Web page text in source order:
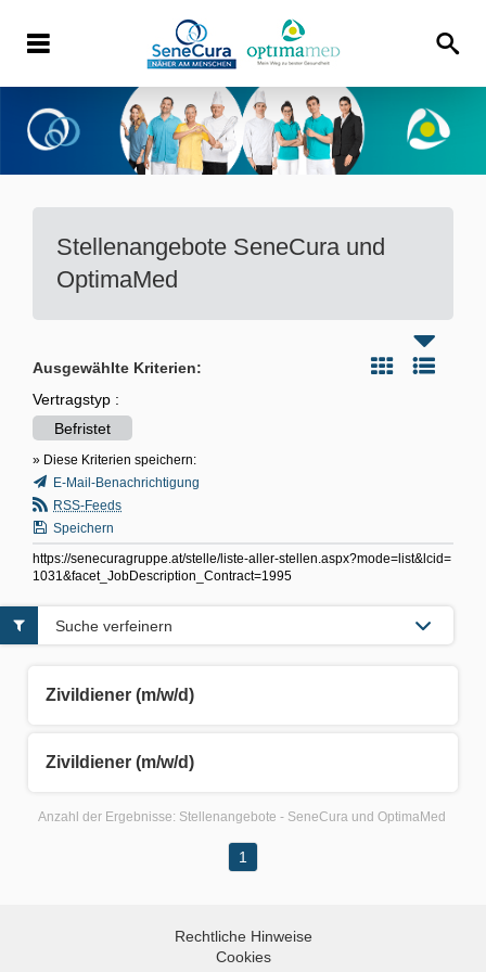
Stellenangebote SeneCura und
OptimaMed
Ausgewählte Kriterien:
Vertragstyp :
Befristet
» Diese Kriterien speichern:
E-Mail-Benachrichtigung
RSS-Feeds
Speichern
https://senecuragruppe.at/stelle/liste-aller-stellen.aspx?mode=list&lcid=
1031&facet_JobDescription_Contract=1995
Zivildiener (m/w/d)
Zivildiener (m/w/d)
Suche verfeinern
Anzahl der Ergebnisse: Stellenangebote - SeneCura und OptimaMed
1
Rechtliche Hinweise
Cookies